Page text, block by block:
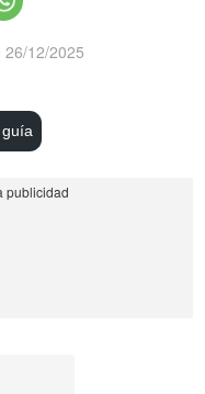
26/12/2025